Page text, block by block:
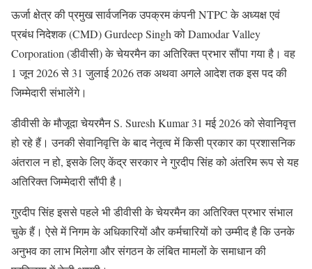
ऊर्जा क्षेत्र की प्रमुख सार्वजनिक उपक्रम कंपनी NTPC के अध्यक्ष एवं
प्रबंध निदेशक (CMD) Gurdeep Singh को Damodar Valley
Corporation (डीवीसी) के चेयरमैन का अतिरिक्त प्रभार सौंपा गया है। वह
1 जून 2026 से 31 जुलाई 2026 तक अथवा अगले आदेश तक इस पद की
जिम्मेदारी संभालेंगे।
डीवीसी के मौजूदा चेयरमैन S. Suresh Kumar 31 मई 2026 को सेवानिवृत्त
हो रहे हैं। उनकी सेवानिवृत्ति के बाद नेतृत्व में किसी प्रकार का प्रशासनिक
अंतराल न हो, इसके लिए केंद्र सरकार ने गुरदीप सिंह को अंतरिम रूप से यह
अतिरिक्त जिम्मेदारी सौंपी है।
गुरदीप सिंह इससे पहले भी डीवीसी के चेयरमैन का अतिरिक्त प्रभार संभाल
चुके हैं। ऐसे में निगम के अधिकारियों और कर्मचारियों को उम्मीद है कि उनके
अनुभव का लाभ मिलेगा और संगठन के लंबित मामलों के समाधान की